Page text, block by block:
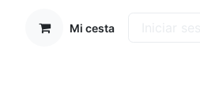
Mi cesta